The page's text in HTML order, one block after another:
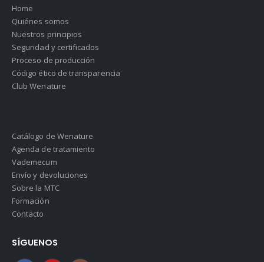
Home
Quiénes somos
Nuestros principios
Seguridad y certificados
Proceso de producción
Código ético de transparencia
Club Wenature
Catálogo de Wenature
Agenda de tratamiento
Vademecum
Envío y devoluciones
Sobre la MTC
Formación
Contacto
SÍGUENOS